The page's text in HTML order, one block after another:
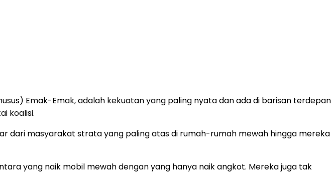
Emak-Emak, adalah kekuatan yang paling nyata dan ada di barisan terdepan
koalisi.
dari masyarakat strata yang paling atas di rumah-rumah mewah hingga mereka
yang naik mobil mewah dengan yang hanya naik angkot. Mereka juga tak